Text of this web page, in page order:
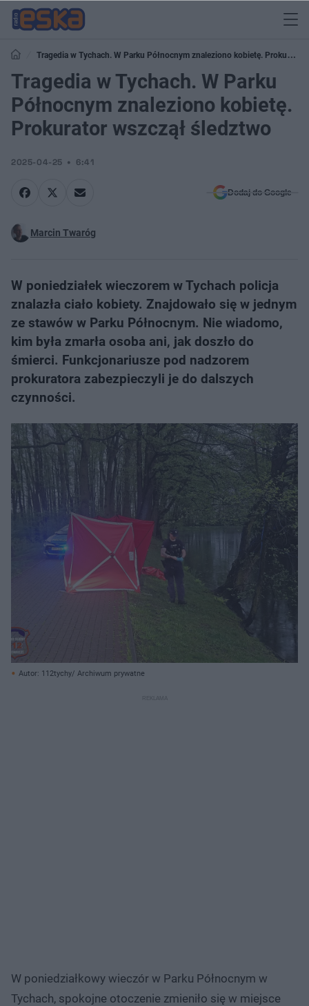
Tragedia w Tychach. W Parku Północnym znaleziono kobietę. Prokurator
wszczął śledztwo
Tragedia w Tychach. W Parku
Północnym znaleziono kobietę.
Prokurator wszczął śledztwo
2025-04-25 6:41
Dodaj do Google
Marcin Twaróg
W poniedziałek wieczorem w Tychach policja
znalazła ciało kobiety. Znajdowało się w jednym
ze stawów w Parku Północnym. Nie wiadomo,
kim była zmarła osoba ani, jak doszło do
śmierci. Funkcjonariusze pod nadzorem
prokuratora zabezpieczyli je do dalszych
czynności.
Autor: 112tychy/ Archiwum prywatne
W poniedziałkowy wieczór w Parku Północnym w
Tychach, spokojne otoczenie zmieniło się w miejsce